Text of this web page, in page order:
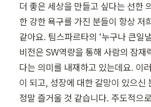
더 좋은 세상을 만들고 싶다는 선한
한 강한 욕구를 가진 분들이 항상 저
같아요. 팀스파르타의 ‘누구나 큰일
비전은 SW역량을 통해 사람의 잠재
다는 의미를 내재하고 있는데요. 이
이 되고, 성장에 대한 갈망이 있으신
정말 즐거울 것 같습니다. 주도적으